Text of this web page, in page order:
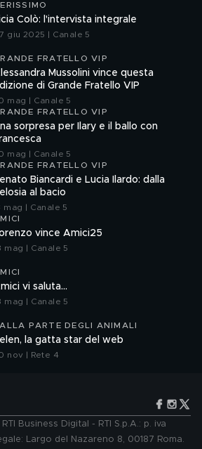
Colò: l'intervista integrale
giu 2025 | Canale 5
FRATELLO VIP
Mussolini vince questa
di Grande Fratello VIP
mag | Canale 5
FRATELLO VIP
sorpresa per Ilary e il ballo con
mag | Canale 5
FRATELLO VIP
Biancardi e Lucia Ilardo: dalla
al bacio
mag | Canale 5
vince Amici25
mag | Canale 5
vi saluta...
mag | Canale 5
PARTE DEGLI ANIMALI
la gatta star del web
nov | Rete 4
Business Digital - RTI S.p.A.: p. iva
Largo del Nazareno 8, 00187 Roma.